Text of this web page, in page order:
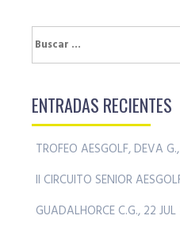
Buscar:
ENTRADAS RECIENTES
TROFEO AESGOLF, DEVA
II CIRCUITO SENIOR
GUADALHORCE C.G., 22